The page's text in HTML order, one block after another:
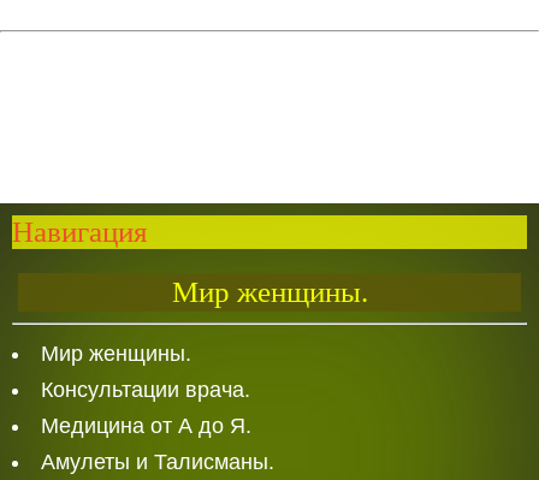
Навигация
Мир женщины.
Мир женщины.
Консультации врача.
Медицина от А до Я.
Амулеты и Талисманы.